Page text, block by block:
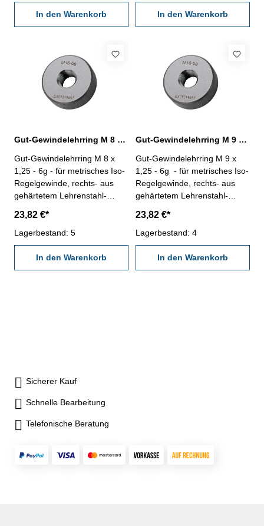
In den Warenkorb In den Warenkorb
Gut-Gewindelehrring M 8 x 1,25 - 6g DIN 13
Gut-Gewindelehrring M 8 x
1,25 - 6g - für metrisches Iso-
Regelgewinde, rechts- aus
gehärtetem Lehrenstahl-
Nennmaß: M 8 x 1,25
23,82 €*
Lagerbestand: 5
In den Warenkorb
Gut-Gewindelehrring M 9 x 1,25 - 6g DIN 13
Gut-Gewindelehrring M 9 x
1,25 - 6g - für metrisches Iso-
Regelgewinde, rechts- aus
gehärtetem Lehrenstahl-
Nennmaß: M 9 x 1,25
23,82 €*
Lagerbestand: 4
In den Warenkorb
Sicherer Kauf
Schnelle Bearbeitung
Telefonische Beratung